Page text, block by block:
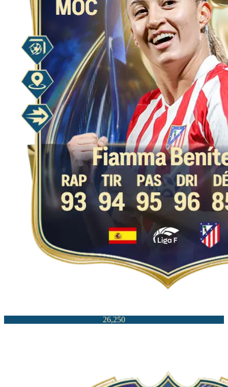
26,250